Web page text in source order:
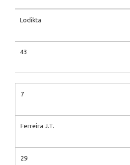
Lodikta
43
7
Ferreira J.T.
29